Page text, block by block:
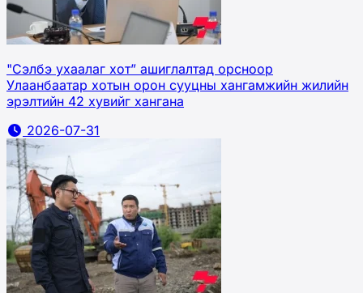
"Сэлбэ ухаалаг хот” ашиглалтад орсноор
Улаанбаатар хотын орон сууцны хангамжийн жилийн
эрэлтийн 42 хувийг хангана
2026-07-31